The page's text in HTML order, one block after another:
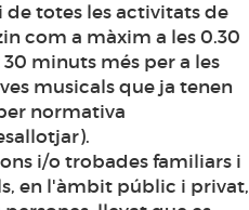
de totes les activitats de
com a màxim a les 0.30
minuts més per a les
musicals que ja tenen
normativa
i/o trobades familiars i
en l'àmbit públic i privat,